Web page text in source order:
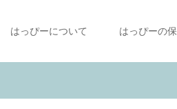
はっぴーについて はっぴーの